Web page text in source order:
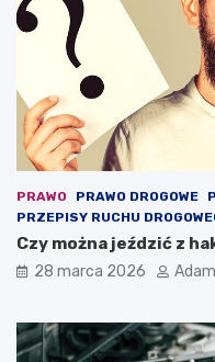
r
o
ć
ż
y
c
i
e
PRAWO PRAWO DROGOWE
PRZEPISY RUCHU
Czy można jeździć z
28 marca 2026